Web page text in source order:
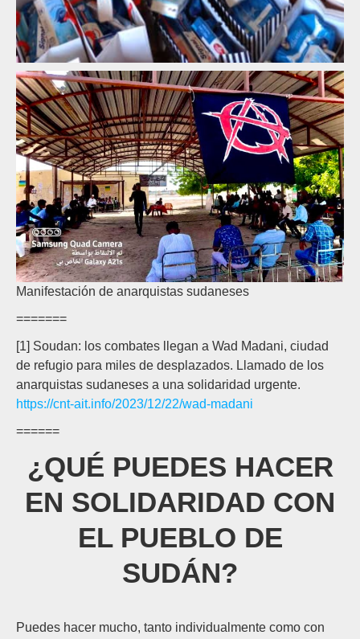
Manifestación de anarquistas sudaneses
=======
[1] Soudan: los combates llegan a Wad Madani, ciudad
de refugio para miles de desplazados. Llamado de los
anarquistas sudaneses a una solidaridad urgente.
https://cnt-ait.info/2023/12/22/wad-madani
======
¿QUÉ PUEDES HACER
EN SOLIDARIDAD CON
EL PUEBLO DE
SUDÁN?
Puedes hacer mucho, tanto individualmente como con